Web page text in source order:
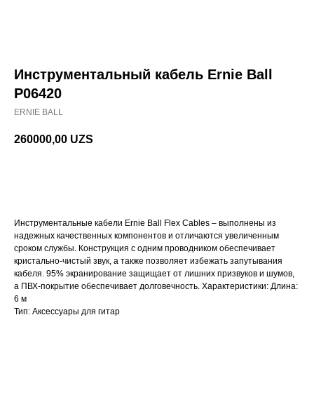
Инструментальный кабель Ernie Ball
P06420
ERNIE BALL
260000,00 UZS
Инструментальные кабели Ernie Ball Flex Cables – выполнены из
надежных качественных компонентов и отличаются увеличенным
сроком службы. Конструкция с одним проводником обеспечивает
кристально-чистый звук, а также позволяет избежать запутывания
кабеля. 95% экранирование защищает от лишних призвуков и шумов,
а ПВХ-покрытие обеспечивает долговечность. Характеристики: Длина:
6 м
Тип: Аксессуары для гитар